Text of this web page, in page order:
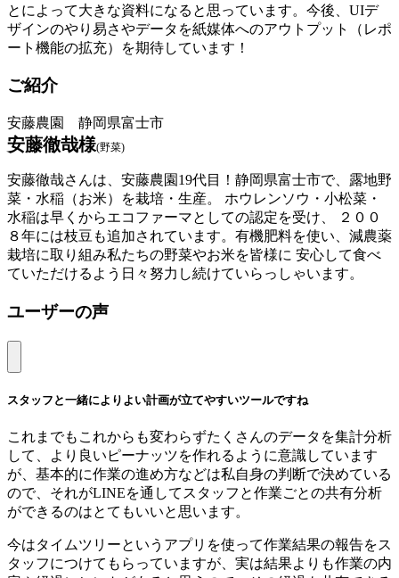
とによって大きな資料になると思っています。今後、UIデ
ザインのやり易さやデータを紙媒体へのアウトプット（レポ
ート機能の拡充）を期待しています！
ご紹介
安藤農園 静岡県富士市
安藤徹哉様(野菜)
安藤徹哉さんは、安藤農園19代目！静岡県富士市で、露地野
菜・水稲（お米）を栽培・生産。 ホウレンソウ・小松菜・
水稲は早くからエコファーマとしての認定を受け、 ２００
８年には枝豆も追加されています。有機肥料を使い、減農薬
栽培に取り組み私たちの野菜やお米を皆様に 安心して食べ
ていただけるよう日々努力し続けていらっしゃいます。
ユーザーの声
スタッフと一緒によりよい計画が立てやすいツールですね
これまでもこれからも変わらずたくさんのデータを集計分析
して、より良いピーナッツを作れるように意識しています
が、基本的に作業の進め方などは私自身の判断で決めている
ので、それがLINEを通してスタッフと作業ごとの共有分析
ができるのはとてもいいと思います。
今はタイムツリーというアプリを使って作業結果の報告をス
タッフにつけてもらっていますが、実は結果よりも作業の内